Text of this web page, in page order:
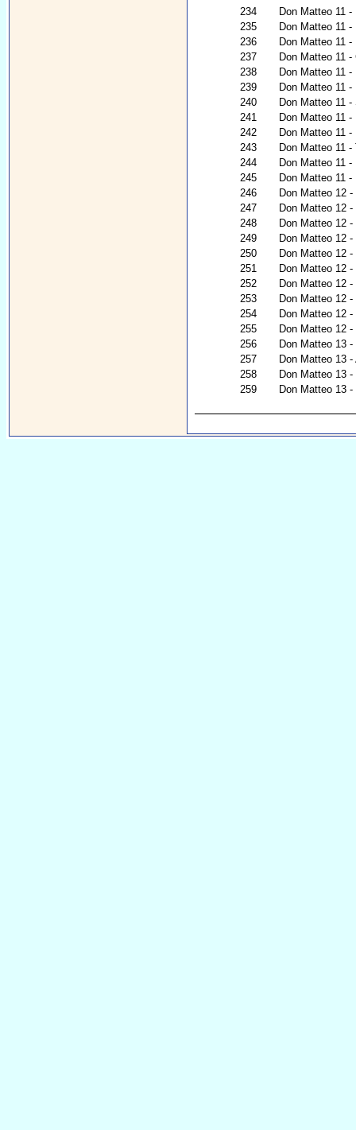
234
Don Matteo 11
235
Don Matteo 11
236
Don Matteo 11 -
237
Don Matteo 11
238
Don Matteo 11
239
Don Matteo 11
240
Don Matteo 11 -
241
Don Matteo 11 -
242
Don Matteo 11
243
Don Matteo 11
244
Don Matteo 11
245
Don Matteo 11
246
Don Matteo 12
247
Don Matteo 12
248
Don Matteo 12
249
Don Matteo 12
250
Don Matteo 12
251
Don Matteo 12
252
Don Matteo 12 -
253
Don Matteo 12
254
Don Matteo 12
255
Don Matteo 12
256
Don Matteo 13
257
Don Matteo 13
258
Don Matteo 13
259
Don Matteo 13